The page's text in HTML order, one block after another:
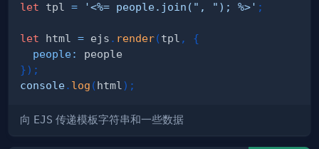
let tpl = '<%= people.join(", "); %>' ;
let html = ejs . render(tpl ,
{
people:
}) ;
console. log (html ) ;
向 EJS 传递模板字符串和一些数据